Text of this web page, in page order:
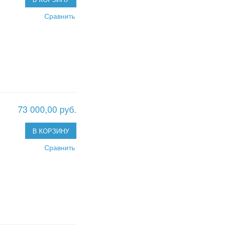
Сравнить
73 000,00 руб.
В КОРЗИНУ
Сравнить